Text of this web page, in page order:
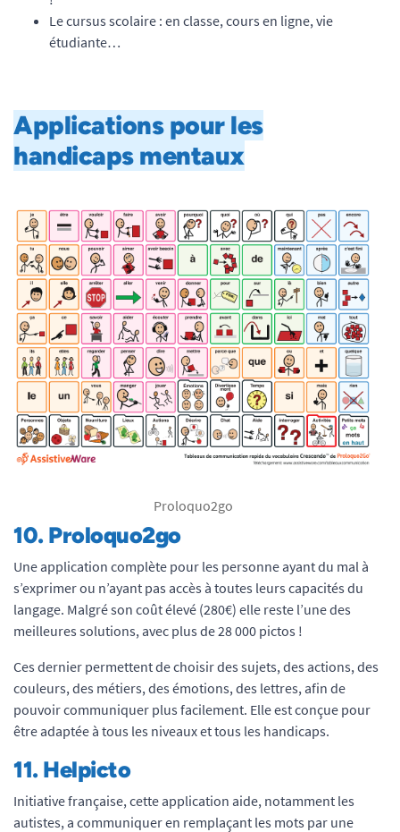
Le cursus scolaire : en classe, cours en ligne, vie
étudiante…
Applications pour les
handicaps mentaux
Proloquo2go
10. Proloquo2go
Une application complète pour les personne ayant du mal à
s’exprimer ou n’ayant pas accès à toutes leurs capacités du
langage. Malgré son coût élevé (280€) elle reste l’une des
meilleures solutions, avec plus de 28 000 pictos !
Ces dernier permettent de choisir des sujets, des actions, des
couleurs, des métiers, des émotions, des lettres, afin de
pouvoir communiquer plus facilement. Elle est conçue pour
être adaptée à tous les niveaux et tous les handicaps.
11. Helpicto
Initiative française, cette application aide, notamment les
autistes, a communiquer en remplaçant les mots par une